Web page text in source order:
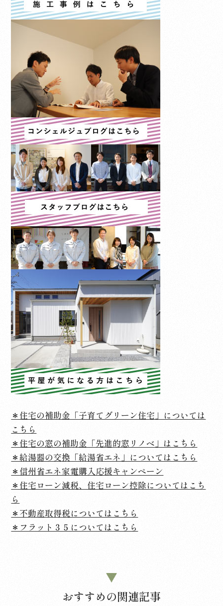
＊住宅の補助金「子育てグリーン住宅」については
こちら
＊住宅の窓の補助金「先進的窓リノベ」はこちら
＊給湯器の交換「給湯省エネ」についてはこちら
＊信州省エネ家電購入応援キャンペーン
＊住宅ローン減税、住宅ローン控除についてはこち
ら
＊不動産取得税についてはこちら
＊フラット３５についてはこちら
おすすめの関連記事